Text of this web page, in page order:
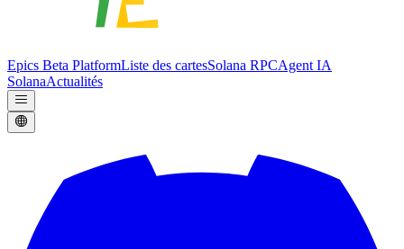
Epics Beta PlatformListe des cartesSolana RPCAgent IA
SolanaActualités